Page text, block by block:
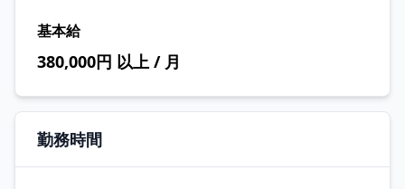
基本給
380,000円 以上 / 月
勤務時間